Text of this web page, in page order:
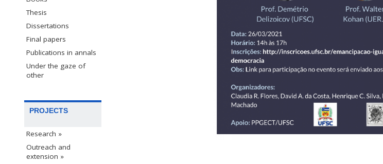
Thesis
Dissertations
Final papers
Publications in annals
Under the gaze of
other
PROJECTS
Research »
Outreach and
extension »